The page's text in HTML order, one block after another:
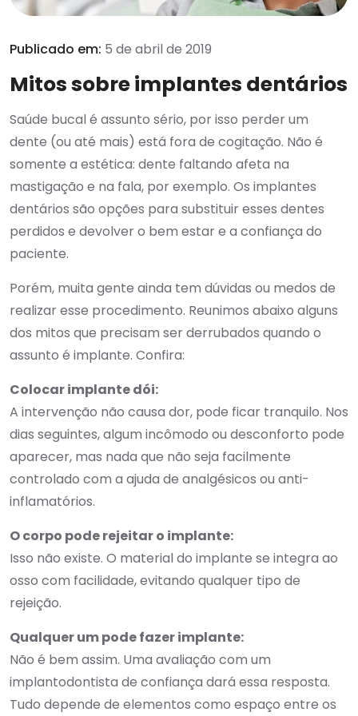
Publicado em: 5 de abril de 2019
Mitos sobre implantes dentários
Saúde bucal é assunto sério, por isso perder um
dente (ou até mais) está fora de cogitação. Não é
somente a estética: dente faltando afeta na
mastigação e na fala, por exemplo. Os implantes
dentários são opções para substituir esses dentes
perdidos e devolver o bem estar e a confiança do
paciente.
Porém, muita gente ainda tem dúvidas ou medos de
realizar esse procedimento. Reunimos abaixo alguns
dos mitos que precisam ser derrubados quando o
assunto é implante. Confira:
Colocar implante dói:
A intervenção não causa dor, pode ficar tranquilo. Nos
dias seguintes, algum incômodo ou desconforto pode
aparecer, mas nada que não seja facilmente
controlado com a ajuda de analgésicos ou anti-
inflamatórios.
O corpo pode rejeitar o implante:
Isso não existe. O material do implante se integra ao
osso com facilidade, evitando qualquer tipo de
rejeição.
Qualquer um pode fazer implante:
Não é bem assim. Uma avaliação com um
implantodontista de confiança dará essa resposta.
Tudo depende de elementos como espaço entre os